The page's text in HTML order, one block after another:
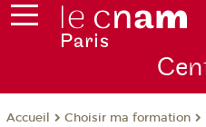
Accueil Choisir ma formation